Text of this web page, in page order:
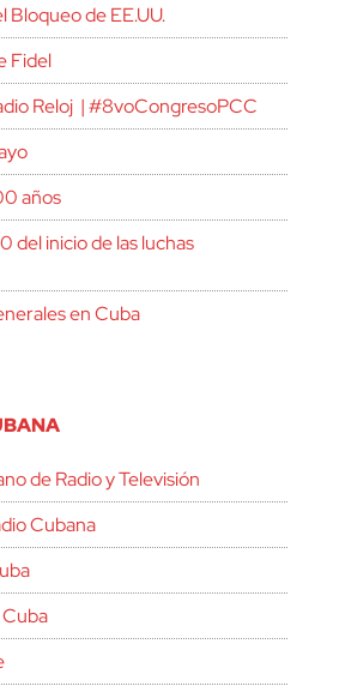
Bloqueo de EE.UU.
Fidel
Reloj | #8voCongresoPCC
años
del inicio de las luchas
en Cuba
de Radio y Televisión
Cubana
Cuba